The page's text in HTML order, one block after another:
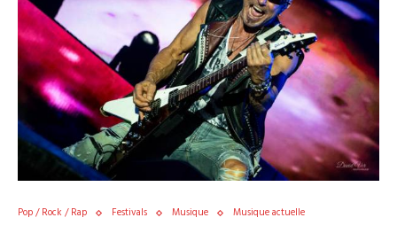
Pop / Rock / Rap Festivals Musique Musique actuelle